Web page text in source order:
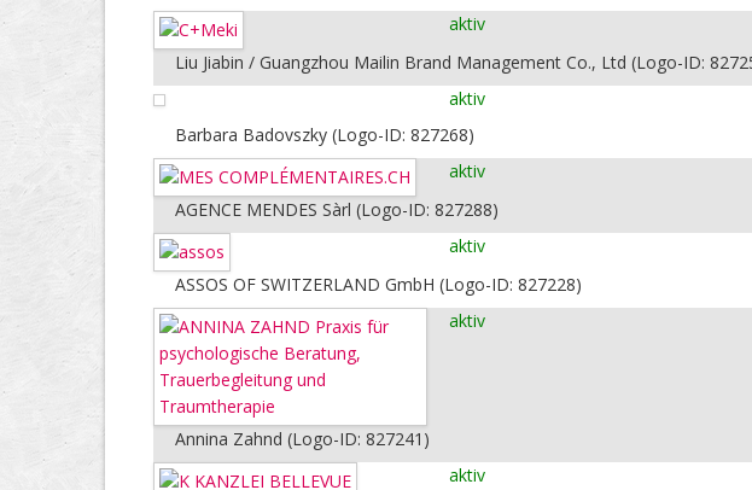
aktiv
Liu Jiabin / Guangzhou Mailin Brand Management Co., Ltd (Logo-ID:
aktiv
Barbara Badovszky (Logo-ID: 827268)
aktiv
AGENCE MENDES Sàrl (Logo-ID: 827288)
aktiv
ASSOS OF SWITZERLAND GmbH (Logo-ID: 827228)
aktiv
Annina Zahnd (Logo-ID: 827241)
aktiv